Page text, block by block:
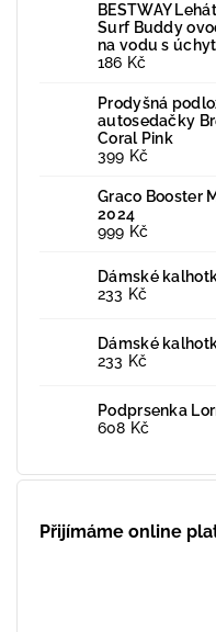
BESTWAY
Surf Buddy
na vodu s
186 Kč
Prodyšná
autosedačky
Coral Pink
399 Kč
Graco Booster
2024
999 Kč
Dámské
233 Kč
Dámské
233 Kč
Podprsenka
608 Kč
Přijímáme online